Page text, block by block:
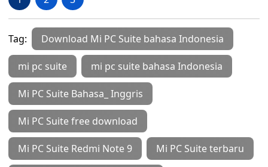
Tag: Download Mi PC Suite bahasa Indonesia
mi pc suite mi pc suite bahasa Indonesia
Mi PC Suite Bahasa_ Inggris
Mi PC Suite free download
Mi PC Suite Redmi Note 9 Mi PC Suite terbaru